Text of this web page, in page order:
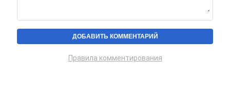
Правила комментирования